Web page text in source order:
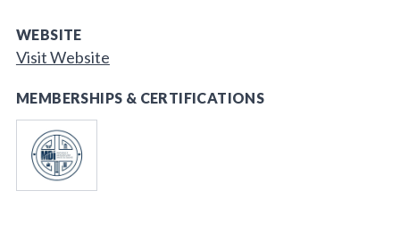
WEBSITE
Visit Website
MEMBERSHIPS & CERTIFICATIONS